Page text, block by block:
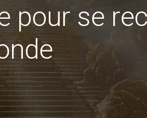
pour se